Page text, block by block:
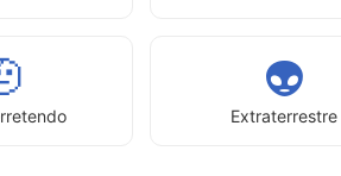
👽
Extraterrestre